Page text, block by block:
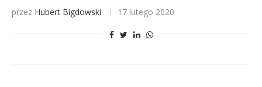
przez Hubert Bigdowski 17 lutego 2020